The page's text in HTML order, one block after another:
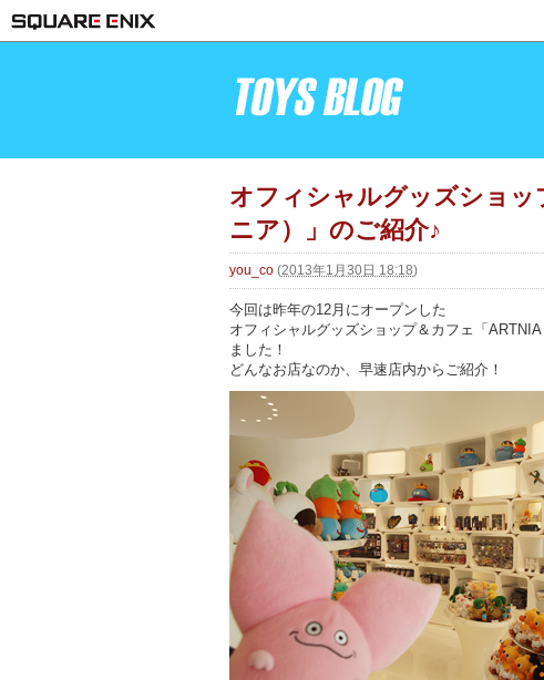
オフィシャルグッズショッ
ニア）」のご紹介♪
you_co (2013年1月30日 18:18)
今回は昨年の12月にオープンした
オフィシャルグッズショップ＆カフェ「
ました！
どんなお店なのか、早速店内からご紹介！